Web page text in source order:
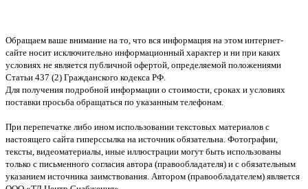
Обращаем ваше внимание на то, что вся информация на этом интернет-
сайте носит исключительно информационный характер и ни при каких
условиях не является публичной офертой, определяемой положениями
Статьи 437 (2) Гражданского кодекса РФ.
Для получения подробной информации о стоимости, сроках и условиях
поставки просьба обращаться по указанным телефонам.
При перепечатке либо ином использовании текстовых материалов с
настоящего сайта гиперссылка на источник обязательна. Фотографии,
тексты, видеоматериалы, иные иллюстрации могут быть использованы
только с письменного согласия автора (правообладателя) и с обязательным
указанием источника заимствования. Автором (правообладателем) является